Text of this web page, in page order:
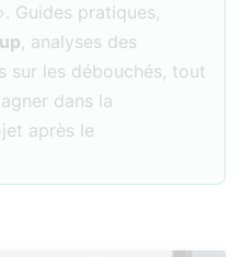
Guides pratiques,
, analyses des
sur les débouchés, tout
dans la
après le